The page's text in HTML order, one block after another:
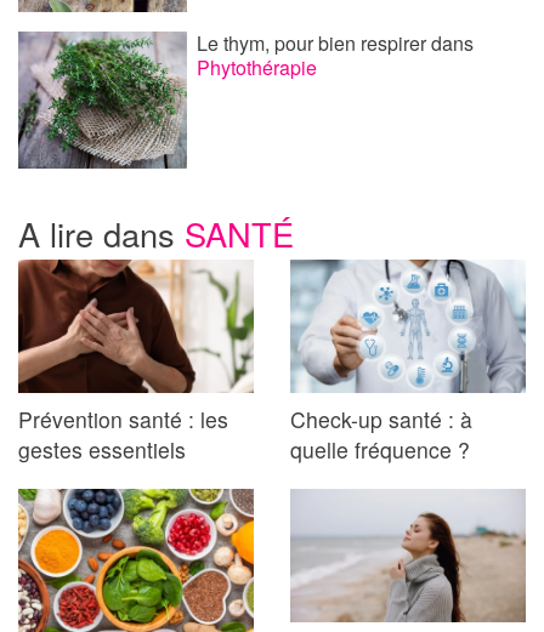
Le thym, pour bien respirerdans
Phytothérapie
A lire dans SANTÉ
Prévention santé : les
gestes essentiels
Check-up santé : à
quelle fréquence ?